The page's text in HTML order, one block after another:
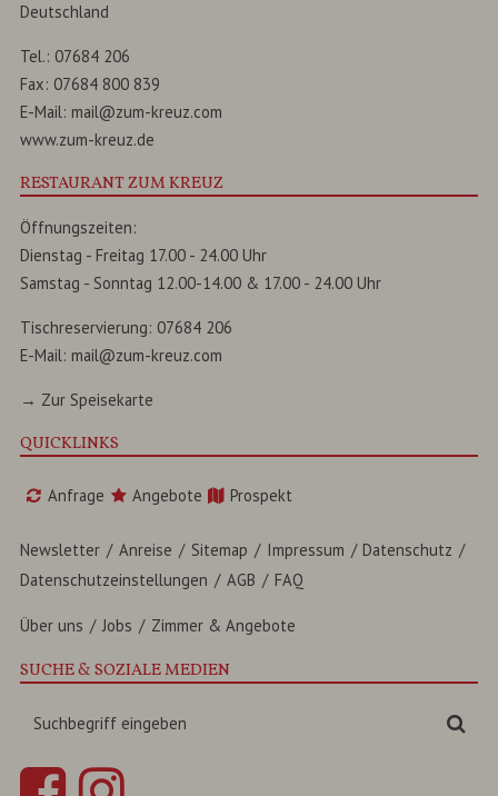
Deutschland
Tel.:07684 206
Fax:07684 800 839
E-Mail:mail@zum-kreuz.com
www.zum-kreuz.de
RESTAURANT ZUM KREUZ
Öffnungszeiten:
Dienstag - Freitag 17.00 - 24.00 Uhr
Samstag - Sonntag 12.00-14.00 & 17.00 - 24.00 Uhr
Tischreservierung:07684 206
E-Mail:mail@zum-kreuz.com
→ Zur Speisekarte
QUICKLINKS
Anfrage Angebote Prospekt
Newsletter Anreise Sitemap Impressum
Datenschutz
Datenschutzeinstellungen
AGB FAQ
Über uns Jobs Zimmer & Angebote
SUCHE & SOZIALE MEDIEN
Suchbegriff